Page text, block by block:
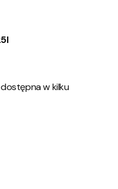
w kilku